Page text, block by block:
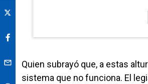
Quien subrayó que, a estas
sistema que no funciona. El